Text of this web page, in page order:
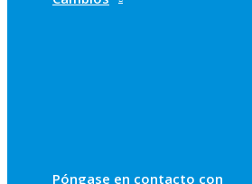
Póngase en contacto con